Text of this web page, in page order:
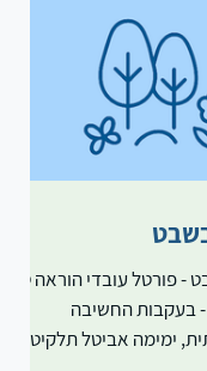
- פורטל עובדי הוראה טו
בעקבות החשיבה
ימימה אביטל תלקיט